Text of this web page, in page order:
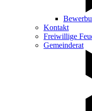
Kontakt
Freiwillige
Gemeinderat